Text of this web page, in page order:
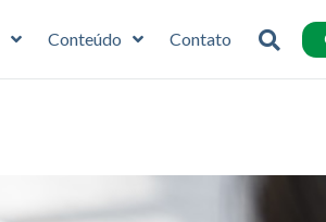
Conteúdo Contato